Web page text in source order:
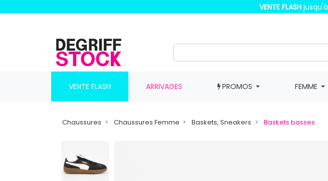
VENTE FLASH jusqu'à
VENTE FLASH ARRIVAGES PROMOS FEMME
Chaussures Chaussures Femme Baskets, Sneakers Baskets basses